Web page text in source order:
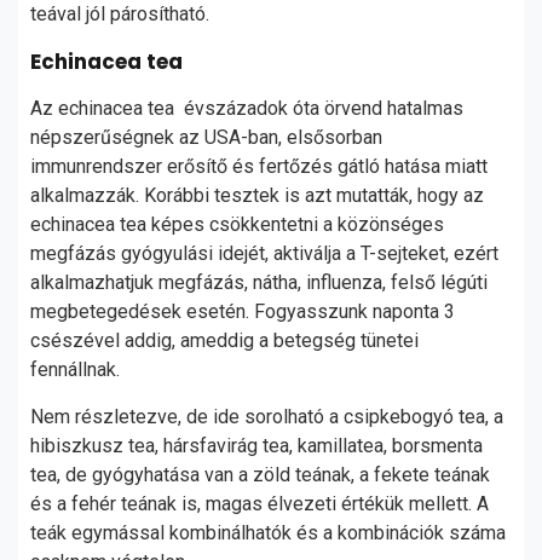
teával jól párosítható.
Echinacea tea
Az echinacea tea évszázadok óta örvend hatalmas
népszerűségnek az USA-ban, elsősorban
immunrendszer erősítő és fertőzés gátló hatása miatt
alkalmazzák. Korábbi tesztek is azt mutatták, hogy az
echinacea tea képes csökkentetni a közönséges
megfázás gyógyulási idejét, aktiválja a T-sejteket, ezért
alkalmazhatjuk megfázás, nátha, influenza, felső légúti
megbetegedések esetén. Fogyasszunk naponta 3
csészével addig, ameddig a betegség tünetei
fennállnak.
Nem részletezve, de ide sorolható a csipkebogyó tea, a
hibiszkusz tea, hársfavirág tea, kamillatea, borsmenta
tea, de gyógyhatása van a zöld teának, a fekete teának
és a fehér teának is, magas élvezeti értékük mellett. A
teák egymással kombinálhatók és a kombinációk száma